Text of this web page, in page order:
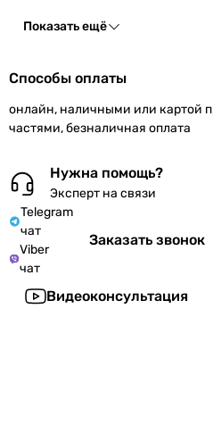
Показать ещё
Способы оплаты
онлайн, наличными или картой
частями, безналичная оплата
Нужна помощь?
Эксперт на связи
Telegram
чат
Viber
чат
Заказать звонок
Видеоконсультация